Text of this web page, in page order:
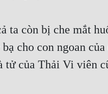
ta còn bị che mắt
bạ cho con ngoan
tử của Thải Vi viên